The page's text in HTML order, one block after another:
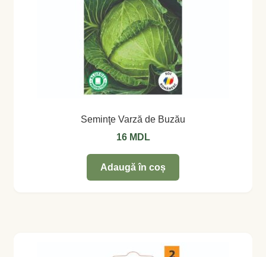
Seminţe Varză de Buzău
16 MDL
Adaugă în coș